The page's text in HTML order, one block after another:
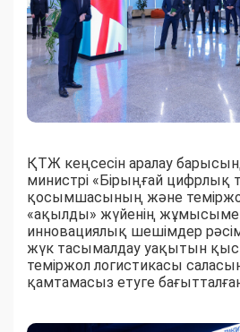
ҚТЖ кеңсесін аралау
министрі «Бірыңғай цифрлық
қосымшасының және теміржол
«ақылды» жүйенің
инновациялық шешімдер
жүк тасымалдау уақытын
теміржол логистикасы
қамтамасыз етуге